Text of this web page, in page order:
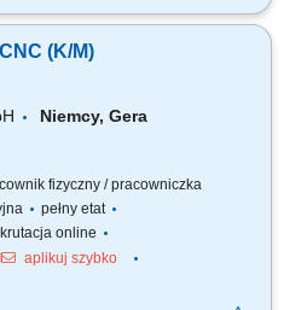
i nadzór nad pracą maszyn CNC
elementów zgodnie z
bieżących korekt i
(K/M)
Niemcy, Gera
fizyczny / pracowniczka
pełny etat
online
aplikuj szybko